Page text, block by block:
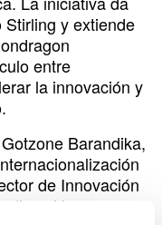
y extiende
entre
la innovación y
Barandika,
de Innovación